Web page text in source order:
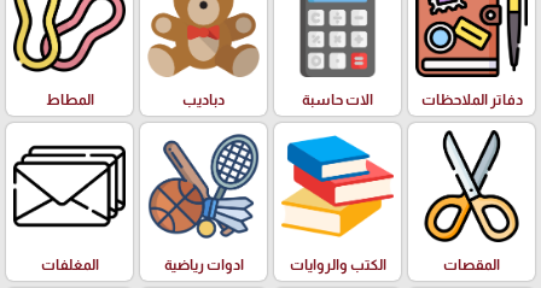
دفاتر الملاحظات الات حاسبة دباديب المطاط
المقصات الكتب والروايات ادوات رياضية المغلفات